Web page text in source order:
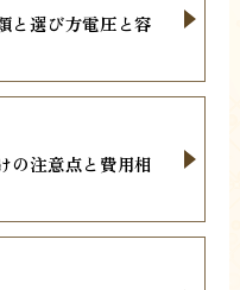
と選び方電圧と容
の注意点と費用相